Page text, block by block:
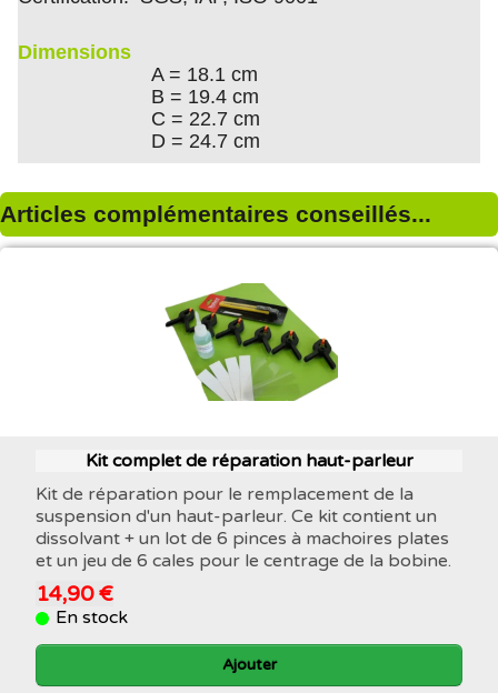
Dimensions
A = 18.1 cm
B = 19.4 cm
C = 22.7 cm
D = 24.7 cm
Articles complémentaires conseillés...
Kit complet de réparation haut-parleur
Kit de réparation pour le remplacement de la
suspension d'un haut-parleur. Ce kit contient un
dissolvant + un lot de 6 pinces à machoires plates
et un jeu de 6 cales pour le centrage de la bobine.
14,90 €
En stock
Ajouter